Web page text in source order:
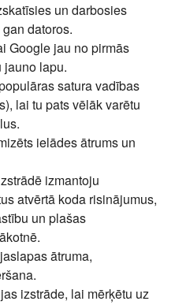
un darbosies
datoros.
Google jau no pirmās
jauno lapu.
satura vadības
lai tu pats vēlāk varētu
ielādes ātrums un
izmantoju
atvērtā koda risinājumus,
un plašas
ātruma,
izstrāde, lai mērķētu uz